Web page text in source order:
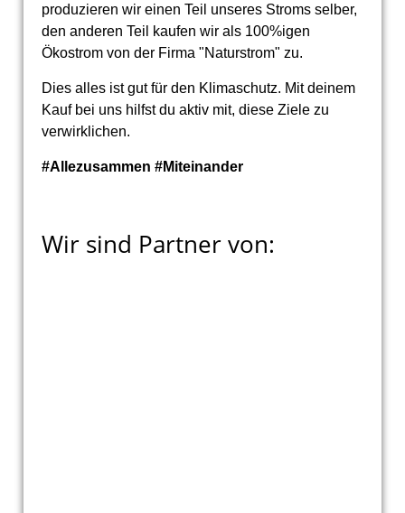
produzieren wir einen Teil unseres Stroms selber,
den anderen Teil kaufen wir als 100%igen
Ökostrom von der Firma "Naturstrom" zu.
Dies alles ist gut für den Klimaschutz. Mit deinem
Kauf bei uns hilfst du aktiv mit, diese Ziele zu
verwirklichen.
#Allezusammen #Miteinander
Wir sind Partner von: